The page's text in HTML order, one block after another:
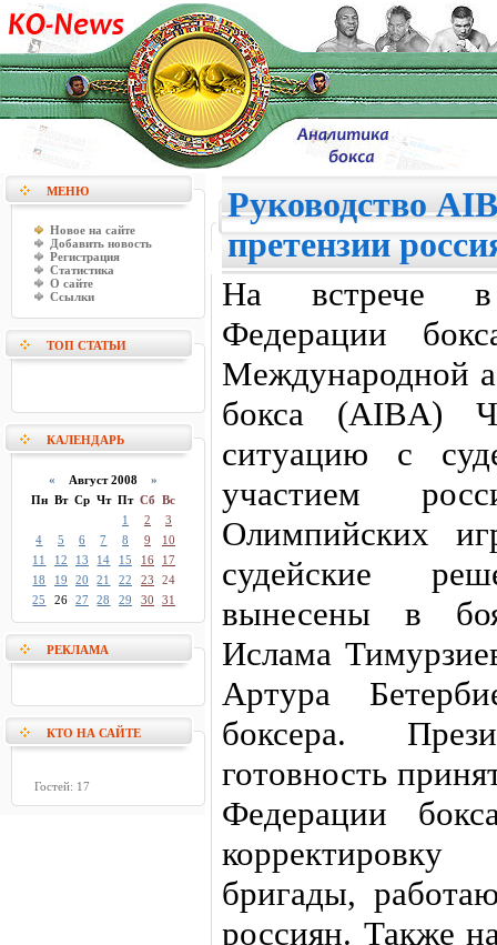
МЕНЮ
Новое на сайте
Добавить новость
Регистрация
Статистика
О сайте
Ссылки
ТОП СТАТЬИ
КАЛЕНДАРЬ
« Август 2008 »
Пн Вт Ср Чт Пт Сб Вс
1
2
3
4
5 6 7 8 9
10
11
12 13 14 15 16
17
18
19 20 21 22 23
24
25
26 27 28 29 30 31
РЕКЛАМА
КТО НА САЙТЕ
Гостей: 17
Руководство
претензии
На встрече в
Федерации
Международной
бокса (AIBA)
ситуацию с
участием
Олимпийских
судейские
вынесены в
Ислама
Артура
боксера.
готовность
Федерации
бригады,
россиян. Также